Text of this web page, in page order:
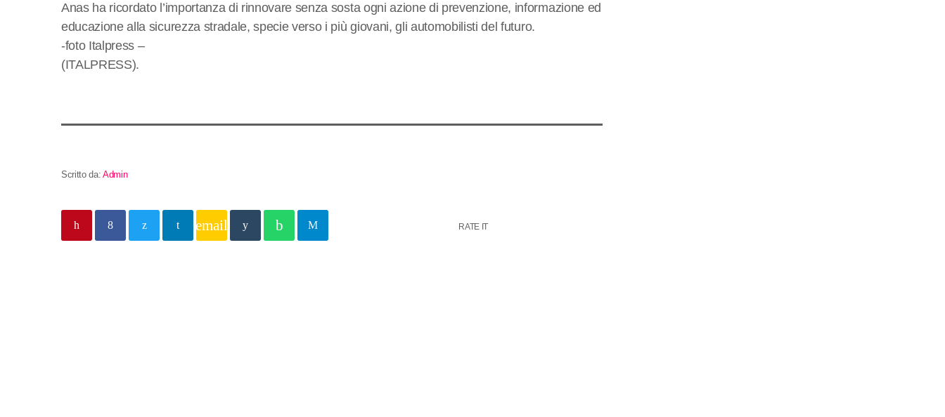
Anas ha ricordato l’importanza di rinnovare senza sosta ogni azione di prevenzione, informazione ed
educazione alla sicurezza stradale, specie verso i più giovani, gli automobilisti del futuro.
-foto Italpress –
(ITALPRESS).
Scritto da:Admin
email RATE IT